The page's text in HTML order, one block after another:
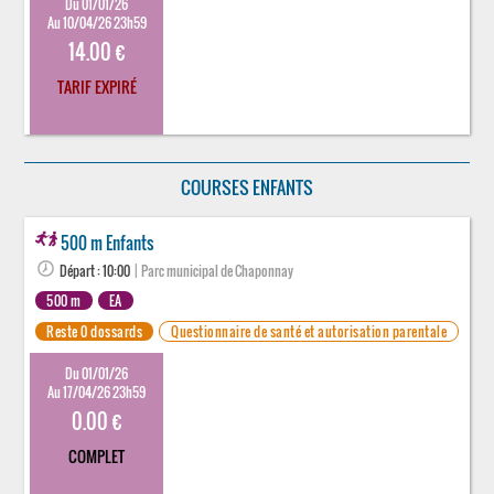
Du 01/01/26
Au 10/04/26 23h59
14.00 €
TARIF EXPIRÉ
COURSES ENFANTS
500 m Enfants
Départ : 10:00 | Parc municipal de Chaponnay
500 m
EA
Reste 0 dossards
Questionnaire de santé et autorisation parentale
Du 01/01/26
Au 17/04/26 23h59
0.00 €
COMPLET